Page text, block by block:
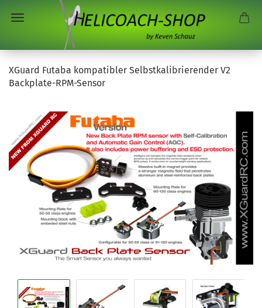
XGuard Futaba kompatibler Selbstkalibrierender V2
Backplate-RPM-Sensor